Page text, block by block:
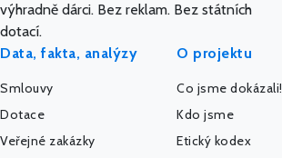
výhradně dárci. Bez reklam. Bez státních
dotací.
Data, fakta, analýzy
Smlouvy
Dotace
Veřejné zakázky
O projektu
Co jsme dokázali!
Kdo jsme
Etický kodex